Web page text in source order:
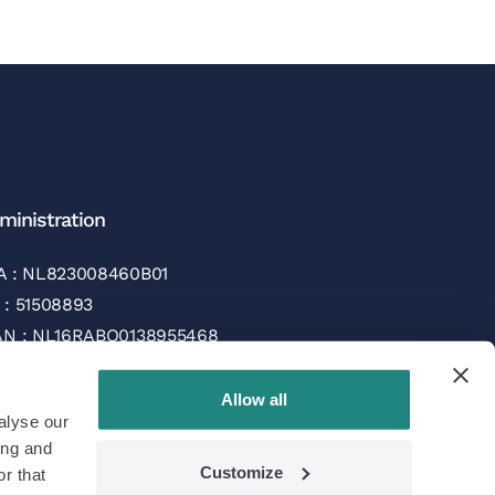
our
and
that
Allow all
Customize
: NL823008460B01
: 51508893
: NL16RABO0138955468
SWIFT : RABONL2U
de paiement